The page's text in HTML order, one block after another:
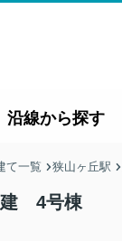
沿線から探す
て一覧 狭山ヶ丘駅
建 4号棟